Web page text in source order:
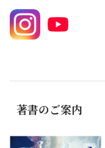
著書のご案内